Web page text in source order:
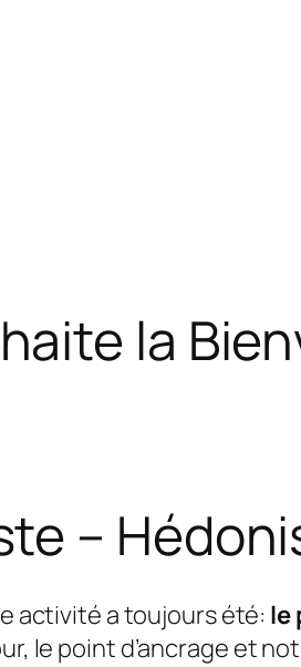
la
–
activité a toujours été: le
le point d’ancrage et